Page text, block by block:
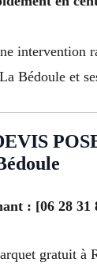
intervention
Bédoule et
: [06 28 31
gratuit à